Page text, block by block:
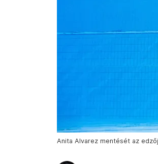
Anita Alvarez mentését az